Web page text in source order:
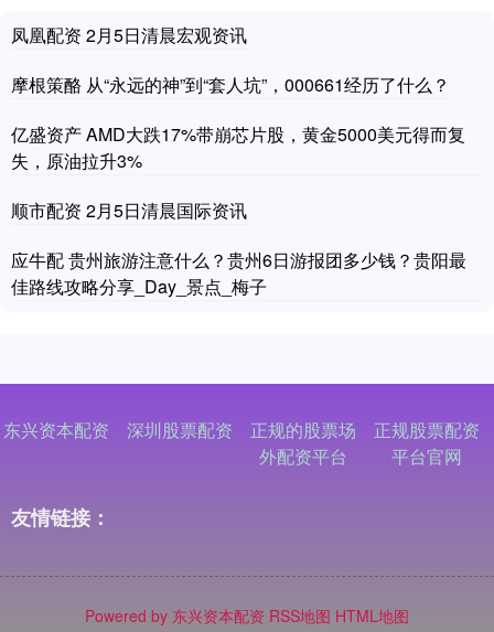
凤凰配资 2月5日清晨宏观资讯
摩根策酪 从“永远的神”到“套人坑”，000661经历了什么？
亿盛资产 AMD大跌17%带崩芯片股，黄金5000美元得而复
失，原油拉升3%
顺市配资 2月5日清晨国际资讯
应牛配 贵州旅游注意什么？贵州6日游报团多少钱？贵阳最
佳路线攻略分享_Day_景点_梅子
东兴资本配资 深圳股票配资
正规的股票场
外配资平台
正规股票配资
平台官网
友情链接：
Powered by 东兴资本配资 RSS地图 HTML地图